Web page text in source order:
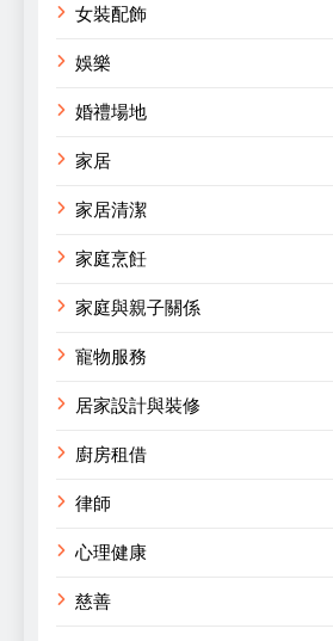
女裝配飾
娛樂
婚禮場地
家居
家居清潔
家庭烹飪
家庭與親子關係
寵物服務
居家設計與裝修
廚房租借
律師
心理健康
慈善